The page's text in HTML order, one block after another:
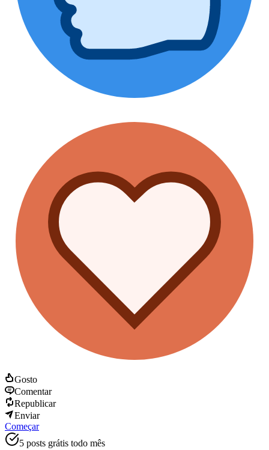
Gosto
Comentar
Republicar
Enviar
Começar
5 posts grátis todo mês